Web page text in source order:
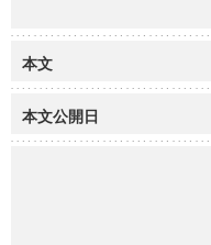
本文
本文公開日